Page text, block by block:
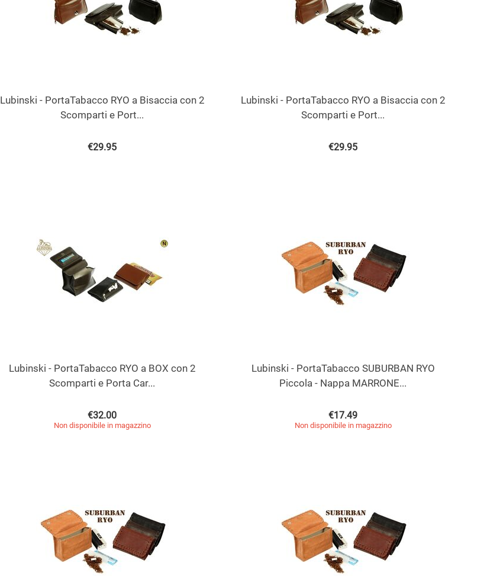
Lubinski - PortaTabacco RYO a Bisaccia con 2
Scomparti e Port...
€29.95
Lubinski - PortaTabacco RYO a Bisaccia con 2
Scomparti e Port...
€29.95
Lubinski - PortaTabacco RYO a BOX con 2
Scomparti e Porta Car...
€32.00
Non disponibile in magazzino
Lubinski - PortaTabacco SUBURBAN RYO
Piccola - Nappa MARRONE...
€17.49
Non disponibile in magazzino